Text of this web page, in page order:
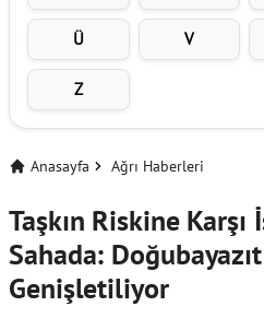
Ü V
Z
Anasayfa Ağrı Haberleri
Taşkın Riskine
Sahada:
Genişletiliyor